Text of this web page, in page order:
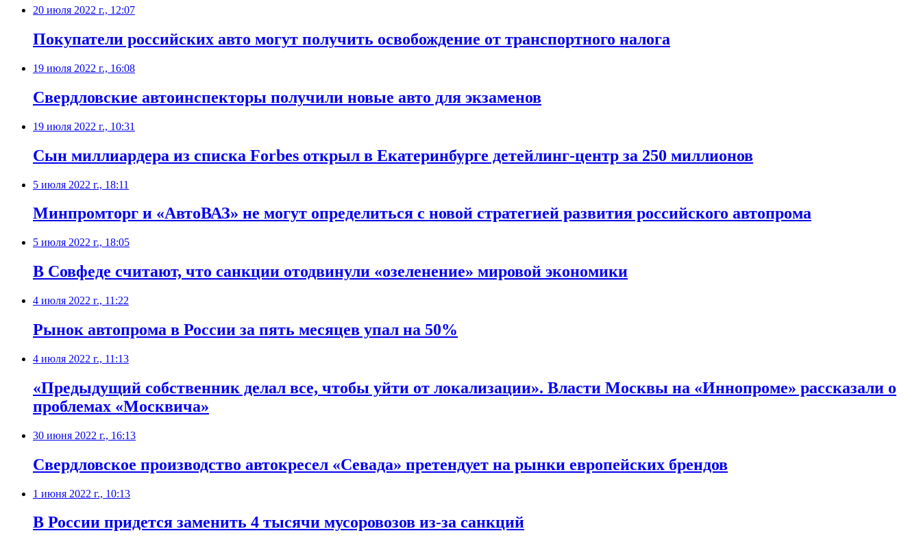
20 июля 2022 г., 12:07
Покупатели российских авто могут получить освобождение от транспортного налога
19 июля 2022 г., 16:08
Свердловские автоинспекторы получили новые авто для экзаменов
19 июля 2022 г., 10:31
​Сын миллиардера из списка Forbes открыл в Екатеринбурге детейлинг-центр за 250 миллионов
5 июля 2022 г., 18:11
Минпромторг и «АвтоВАЗ» не могут определиться с новой стратегией развития российского автопрома
5 июля 2022 г., 18:05
В Совфеде считают, что санкции отодвинули «озеленение» мировой экономики
4 июля 2022 г., 11:22
Рынок автопрома в России за пять месяцев упал на 50%
4 июля 2022 г., 11:13
«Предыдущий собственник делал все, чтобы уйти от локализации». Власти Москвы на «Иннопроме» рассказали о
проблемах «Москвича»
30 июня 2022 г., 16:13
Свердловское производство автокресел «Севада» претендует на рынки европейских брендов
1 июня 2022 г., 10:13
В России придется заменить 4 тысячи мусоровозов из-за санкций